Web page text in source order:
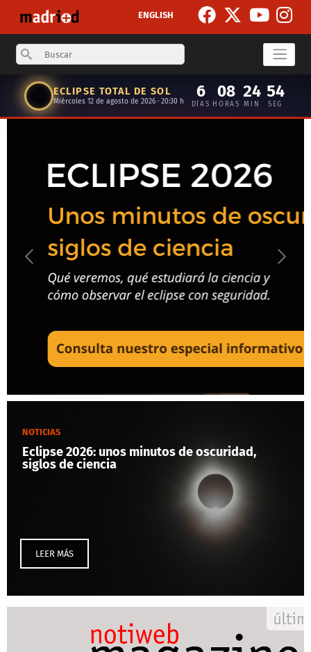
ENGLISH
Search
ECLIPSE TOTAL DE SOL
Miércoles 12 de agosto de 2026 · 20:30 h
6
DÍAS
08
HORAS
24
MIN
53
SEG
Anterior
NOTICIAS
Eclipse 2026: unos minutos de oscuridad,
siglos de ciencia
LEER MÁS